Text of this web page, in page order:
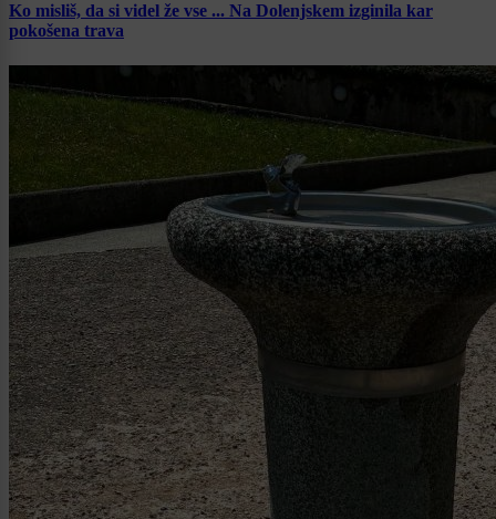
Ko misliš, da si videl že vse ... Na Dolenjskem izginila kar
pokošena trava